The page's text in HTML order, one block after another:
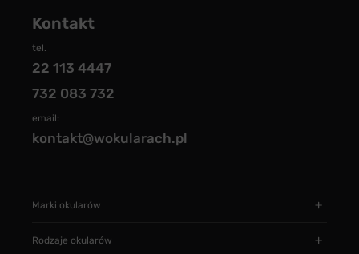
Kontakt
tel.
22 113 4447
732 083 732
email:
kontakt@wokularach.pl
Marki okularów
Rodzaje okularów